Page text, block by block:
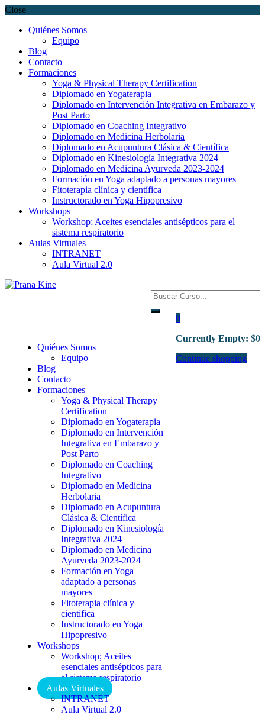
Close
Quiénes Somos
Equipo
Blog
Contacto
Formaciones
Yoga & Physical Therapy Certification
Diplomado en Yogaterapia
Diplomado en Intervención Integrativa en Embarazo y
Post Parto
Diplomado en Coaching Integrativo
Diplomado en Medicina Herbolaria
Diplomado en Acupuntura Clásica & Científica
Diplomado en Kinesiología Integrativa 2024
Diplomado en Medicina Ayurveda 2023-2024
Formación en Yoga adaptado a personas mayores
Fitoterapia clínica y científica
Instructorado en Yoga Hipopresivo
Workshops
Workshop; Aceites esenciales antisépticos para el
sistema respiratorio
Aulas Virtuales
INTRANET
Aula Virtual 2.0
0
Currently Empty: $0
Continue shopping
Quiénes Somos
Equipo
Blog
Contacto
Formaciones
Yoga & Physical Therapy
Certification
Diplomado en Yogaterapia
Diplomado en Intervención
Integrativa en Embarazo y
Post Parto
Diplomado en Coaching
Integrativo
Diplomado en Medicina
Herbolaria
Diplomado en Acupuntura
Clásica & Científica
Diplomado en Kinesiología
Integrativa 2024
Diplomado en Medicina
Ayurveda 2023-2024
Formación en Yoga
adaptado a personas
mayores
Fitoterapia clínica y
científica
Instructorado en Yoga
Hipopresivo
Workshops
Workshop; Aceites
esenciales antisépticos para
el sistema respiratorio
Aulas Virtuales
INTRANET
Aula Virtual 2.0